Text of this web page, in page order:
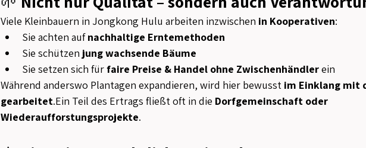
Viele Kleinbauern in Jongkong Hulu arbeiten inzwischen in Kooperativen:
Sie achten auf nachhaltige Erntemethoden
Sie schützen jung wachsende Bäume
Sie setzen sich für faire Preise & Handel ohne Zwischenhändler ein
Während anderswo Plantagen expandieren, wird hier bewusst im Einklang mit
gearbeitet.Ein Teil des Ertrags fließt oft in die Dorfgemeinschaft oder
Wiederaufforstungsprojekte.